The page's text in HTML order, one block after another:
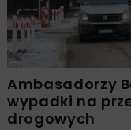
Ambasadorzy
wypadki na
drogowych